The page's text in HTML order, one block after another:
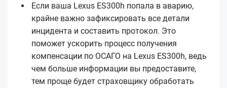
Если ваша Lexus ES300h попала в аварию,
крайне важно зафиксировать все детали
инцидента и составить протокол. Это
поможет ускорить процесс получения
компенсации по ОСАГО на Lexus ES300h, ведь
чем больше информации вы предоставите,
тем проще будет страховщику обработать